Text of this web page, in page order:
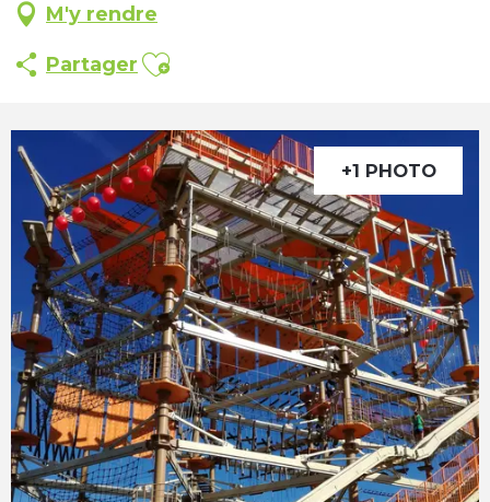
M'y rendre
Partager Ajouter aux favoris
+1 PHOTO